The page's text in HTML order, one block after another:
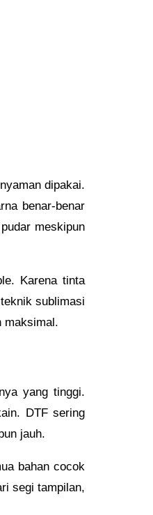
dipakai.
benar-benar
meskipun
Karena tinta
sublimasi
maksimal.
yang tinggi.
DTF sering
jauh.
bahan cocok
segi tampilan,